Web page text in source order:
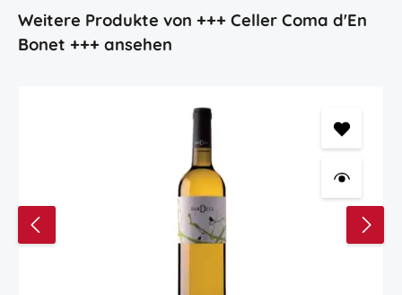
Produktgalerie überspringen
Weitere Produkte von +++ Celler Coma d'En
Bonet +++ ansehen